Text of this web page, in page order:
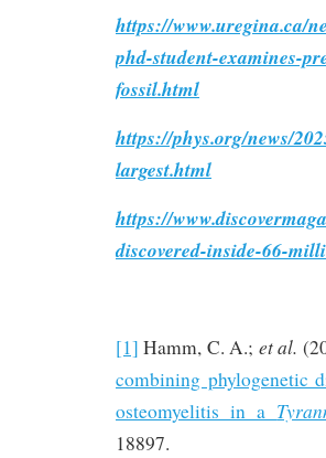
https://www.uregina.ca/
phd-student-examines-
fossil.html
https://phys.org/news/
largest.html
https://
discovered-inside-66-
[1] Hamm, C. A.; et al.
combining phylogenetic
osteomyelitis in a
18897.